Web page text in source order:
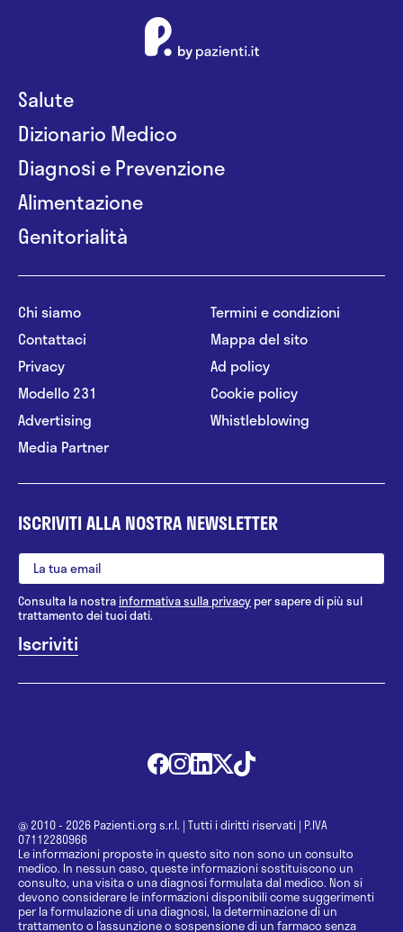
Salute
Dizionario Medico
Diagnosi e Prevenzione
Alimentazione
Genitorialità
Chi siamo
Contattaci
Privacy
Modello 231
Advertising
Media Partner
Termini e condizioni
Mappa del sito
Ad policy
Cookie policy
Whistleblowing
ISCRIVITI ALLA NOSTRA NEWSLETTER
Consulta la nostrainformativa sulla privacy per sapere di più sul
trattamento dei tuoi dati.
@ 2010 - 2026 Pazienti.org s.r.l. | Tutti i diritti riservati | P.IVA
07112280966
Le informazioni proposte in questo sito non sono un consulto
medico. In nessun caso, queste informazioni sostituiscono un
consulto, una visita o una diagnosi formulata dal medico. Non si
devono considerare le informazioni disponibili come suggerimenti
per la formulazione di una diagnosi, la determinazione di un
trattamento o l’assunzione o sospensione di un farmaco senza